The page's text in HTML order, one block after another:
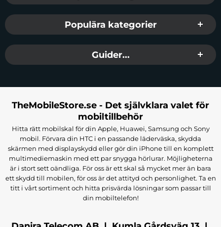
Populära kategorier
Guider...
TheMobileStore.se - Det självklara valet för
mobiltillbehör
Hitta rätt mobilskal för din Apple, Huawei, Samsung och Sony
mobil. Förvara din HTC i en passande läderväska, skydda
skärmen med displayskydd eller gör din iPhone till en komplett
multimediemaskin med ett par snygga hörlurar. Möjligheterna
är i stort sett oändliga. För oss är ett skal så mycket mer än bara
ett skydd till mobilen, för oss är det attityd och personlighet. Ta en
titt i vårt sortiment och hitta prisvärda lösningar som passar till
din mobiltelefon!